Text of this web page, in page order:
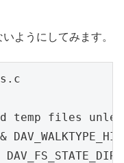
ようにしてみます。
files unless